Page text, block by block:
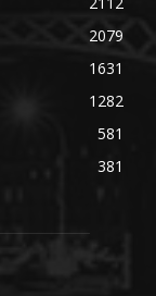
2079
1631
1282
581
381